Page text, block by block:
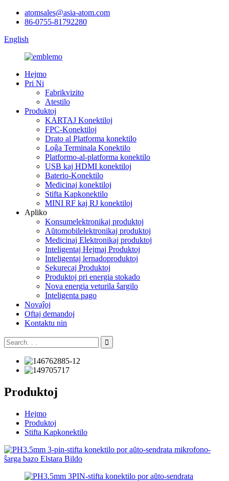
atomsales@asia-atom.com
86-0755-81792280
English
Hejmo
Pri Ni
Fabrikvizito
Atestilo
Produktoj
KARTAJ Konektiloj
FPC-Konektiloj
Drato al Platforma konektilo
Loĝa Terminala Konektilo
Platformo-al-platforma konektilo
USB kaj HDMI konektiloj
Baterio-Konektilo
Medicinaj konektiloj
Stifta Kapkonektilo
MINI RF kaj RJ konektiloj
Apliko
Konsumelektronikaj produktoj
Aŭtomobilelektronikaj produktoj
Medicinaj Elektronikaj produktoj
Inteligentaj Hejmaj Produktoj
Inteligentaj lernadoproduktoj
Sekurecaj Produktoj
Produktoj pri energia stokado
Nova energia veturila ŝargilo
Inteligenta pago
Novaĵoj
Oftaj demandoj
Kontaktu nin
Produktoj
Hejmo
Produktoj
Stifta Kapkonektilo